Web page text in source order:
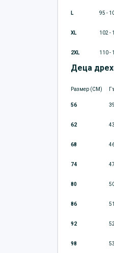
L 95 -
XL 102 -
2XL 110 -
Деца
Размер (CM)
56
62
68
74
80
86
92
98